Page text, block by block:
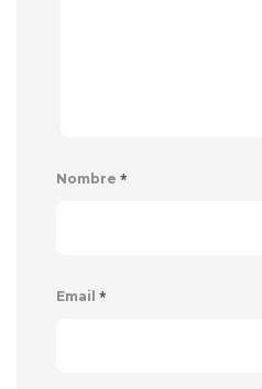
Nombre *
Email *